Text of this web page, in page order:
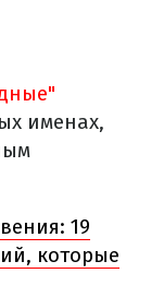
именах,
19
которые